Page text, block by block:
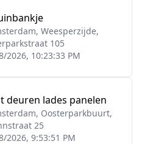
Weesperzijde,
105
2026, 10:23:33 PM
deuren lades panelen
Oosterparkbuurt,
25
2026, 9:53:51 PM